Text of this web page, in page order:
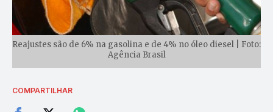
Reajustes são de 6% na gasolina e de 4% no óleo diesel | Foto:
Agência Brasil
COMPARTILHAR